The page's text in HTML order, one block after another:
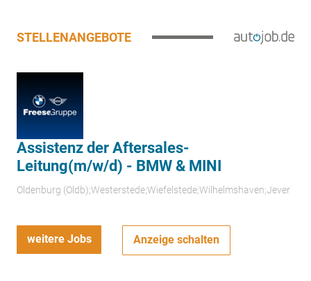
STELLENANGEBOTE
Assistenz der Aftersales-
Leitung(m/w/d) - BMW & MINI
Oldenburg (Oldb);Westerstede;Wiefelstede;Wilhelmshaven;Jever
weitere Jobs Anzeige schalten